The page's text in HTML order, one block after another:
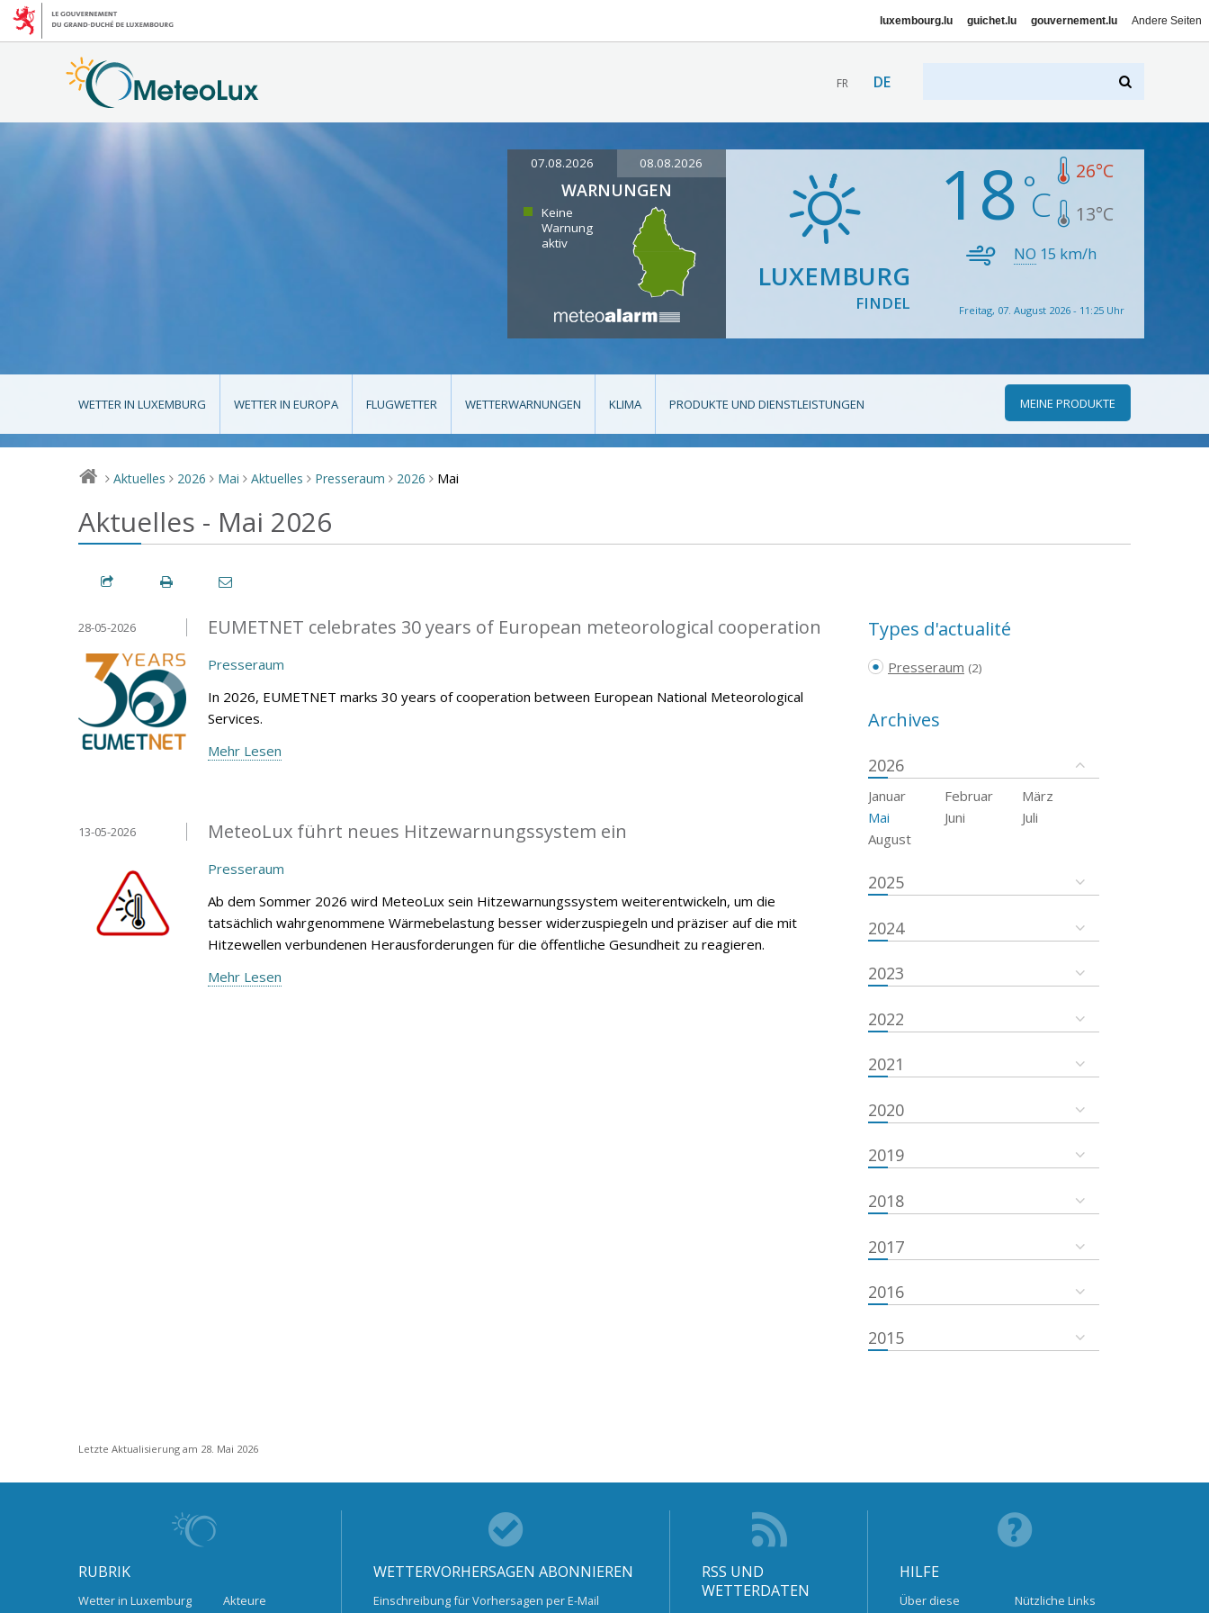
luxembourg.lu guichet.lu gouvernement.lu Andere Seiten
FR DE
07.08.2026 08.08.2026
WARNUNGEN
Keine
Warnung
aktiv
LUXEMBURG
FINDEL
18 26°C
13°C
NO 15 km/h
Freitag, 07. August 2026 - 11:25 Uhr
WETTER IN LUXEMBURG WETTER IN EUROPA FLUGWETTER WETTERWARNUNGEN KLIMA PRODUKTE UND DIENSTLEISTUNGEN MEINE PRODUKTE
> Aktuelles > 2026 > Mai > Aktuelles > Presseraum > 2026 > Mai
Aktuelles - Mai 2026
EUMETNET celebrates 30 years of European meteorological cooperation
28-05-2026
Presseraum
In 2026, EUMETNET marks 30 years of cooperation between European National Meteorological
Services.
Mehr Lesen
MeteoLux führt neues Hitzewarnungssystem ein
13-05-2026
Presseraum
Ab dem Sommer 2026 wird MeteoLux sein Hitzewarnungssystem weiterentwickeln, um die
tatsächlich wahrgenommene Wärmebelastung besser widerzuspiegeln und präziser auf die mit
Hitzewellen verbundenen Herausforderungen für die öffentliche Gesundheit zu reagieren.
Mehr Lesen
Types d'actualité
Presseraum (2)
Archives
2026
Januar Februar
März
Mai
Juni
Juli
August
2025
2024
2023
2022
2021
2020
2019
2018
2017
2016
2015
Letzte Aktualisierung am 28. Mai 2026
RUBRIK
Wetter in Luxemburg Akteure
WETTERVORHERSAGEN ABONNIEREN
Einschreibung für Vorhersagen per E-Mail
RSS UND
WETTERDATEN
HILFE
Über diese
Nützliche Links